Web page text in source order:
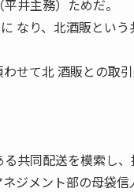
井主務）ためだ。
なり、北酒販という
せて北 酒販との取
共同配送を模索し、
ジメント部の母袋